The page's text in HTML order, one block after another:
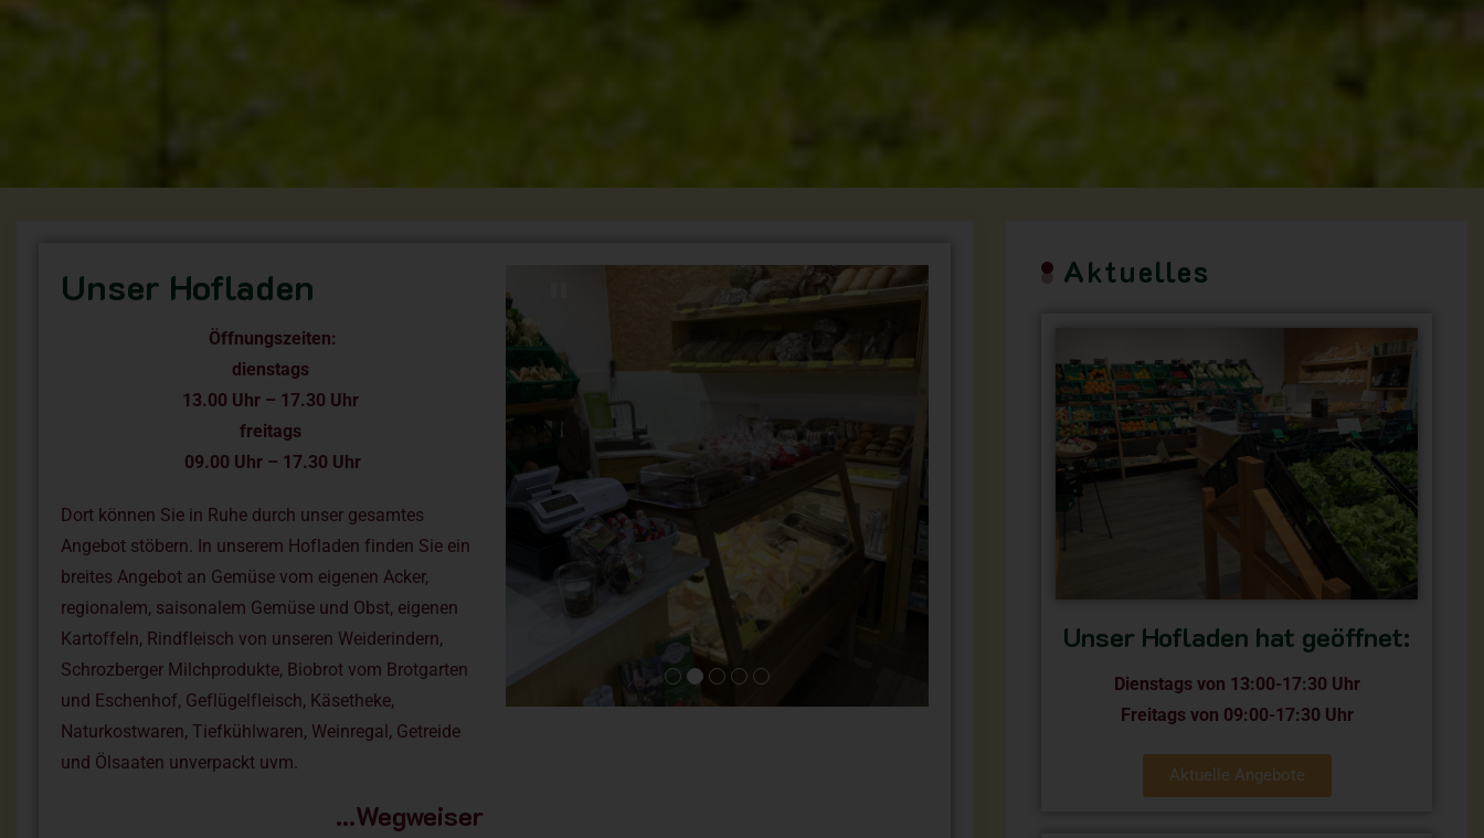
Unser Hofladen
Öffnungszeiten:
dienstags
13.00 Uhr – 17.30 Uhr
freitags
09.00 Uhr – 17.30 Uhr
Dort können Sie in Ruhe durch unser gesamtes
Angebot stöbern. In unserem Hofladen finden Sie ein
breites Angebot an Gemüse vom eigenen Acker,
regionalem, saisonalem Gemüse und Obst, eigenen
Kartoffeln, Rindfleisch von unseren Weiderindern,
Schrozberger Milchprodukte, Biobrot vom Brotgarten
und Eschenhof, Geflügelfleisch, Käsetheke,
Naturkostwaren, Tiefkühlwaren, Weinregal, Getreide
und Ölsaaten unverpackt uvm.
…Wegweiser
Aktuelles
Unser Hofladen hat geöffnet:
Dienstags von 13:00-17:30 Uhr
Freitags von 09:00-17:30 Uhr
Aktuelle Angebote